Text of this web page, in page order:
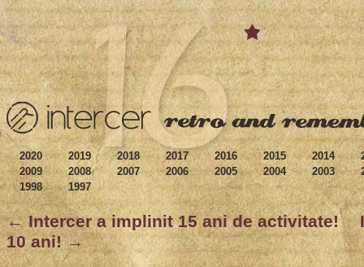
2020 2019 2018 2017 2016 2015 2014
2009
2008 2007 2006 2005 2004 2003
1998
1997
← Intercer a implinit 15 ani de activitate!
10 ani! →